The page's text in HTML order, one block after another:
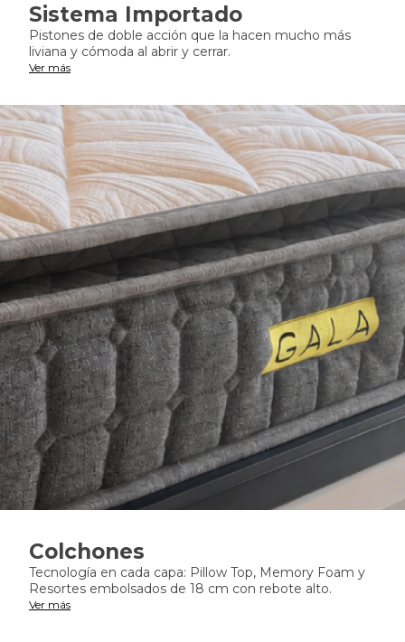
Sistema Importado
Pistones de doble acción que la hacen mucho más
liviana y cómoda al abrir y cerrar.
Ver más
Colchones
Tecnología en cada capa: Pillow Top, Memory Foam y
Resortes embolsados de 18 cm con rebote alto.
Ver más